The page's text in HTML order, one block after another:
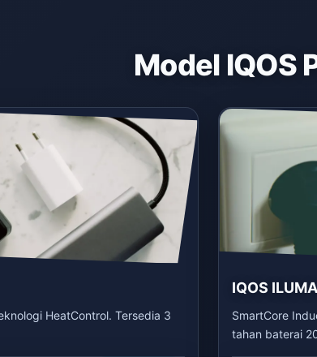
Model IQOS
HeatControl. Tersedia 3
IQOS
SmartCore
tahan baterai